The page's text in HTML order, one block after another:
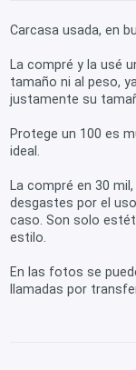
Carcasa usada, en
La compré y la usé
tamaño ni al peso,
justamente su
Protege un 100 es
ideal.
La compré en 30
desgastes por el
caso. Son solo
estilo.
En las fotos se
llamadas por